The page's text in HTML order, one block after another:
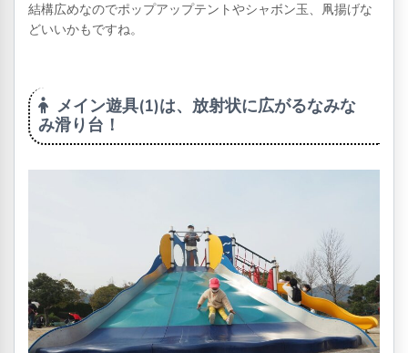
結構広めなのでポップアップテントやシャボン玉、凧揚げな
どいいかもですね。
メイン遊具(1)は、放射状に広がるなみな
み滑り台！